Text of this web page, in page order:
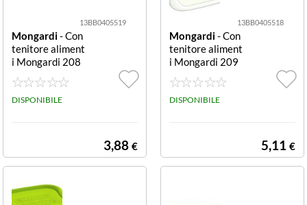
13BB0405519
Mongardi- Con
tenitore aliment
i Mongardi 208
5C12
DISPONIBILE
3,88 €
13BB0405518
Mongardi- Con
tenitore aliment
i Mongardi 209
7C12
DISPONIBILE
5,11 €